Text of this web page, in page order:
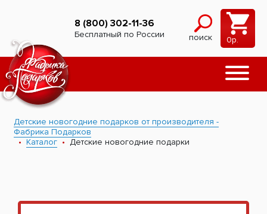
8 (800) 302-11-36
Бесплатный по России поиск 0р.
Детские новогодние подарков от производителя -
Фабрика Подарков
Каталог
Детские новогодние подарки